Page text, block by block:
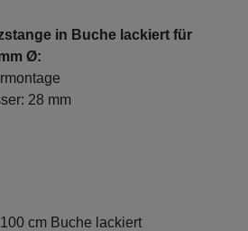
in Buche lackiert für
Ø:
28 mm
cm Buche lackiert